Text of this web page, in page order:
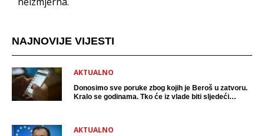
NAJNOVIJE VIJESTI
AKTUALNO
Donosimo sve poruke zbog kojih je Beroš u zatvoru.
Kralo se godinama. Tko će iz vlade biti sljedeći
AKTUALNO